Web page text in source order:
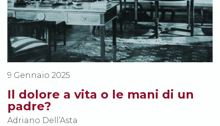
9 Gennaio 2025
Il dolore a vita o le mani di un
padre?
Adriano Dell’Asta